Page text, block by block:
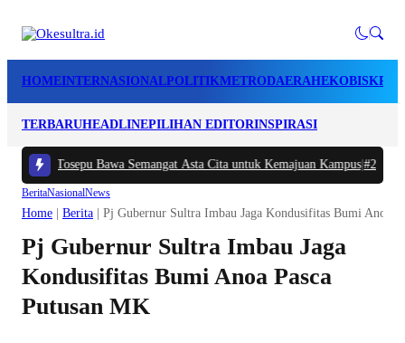
HOMEINTERNASIONALPOLITIKMETRODAERAHEKOBIS
TERBARUHEADLINEPILIHAN EDITORINSPIRASI
Tosepu Bawa Semangat Asta Cita untuk Kemajuan Kampus|#2 -
BeritaNasionalNews
Home Berita Pj Gubernur Sultra Imbau Jaga Kondusifitas Bumi Anoa
Pj Gubernur Sultra Imbau Jaga
Kondusifitas Bumi Anoa Pasca
Putusan MK